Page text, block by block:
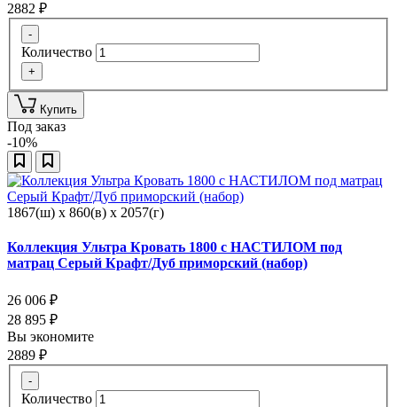
2882 ₽
-
Количество
+
Купить
Под заказ
-10%
1867(ш) x 860(в) x 2057(г)
Коллекция Ультра Кровать 1800 с НАСТИЛОМ под
матрац Серый Крафт/Дуб приморский (набор)
26 006 ₽
28 895 ₽
Вы экономите
2889 ₽
-
Количество